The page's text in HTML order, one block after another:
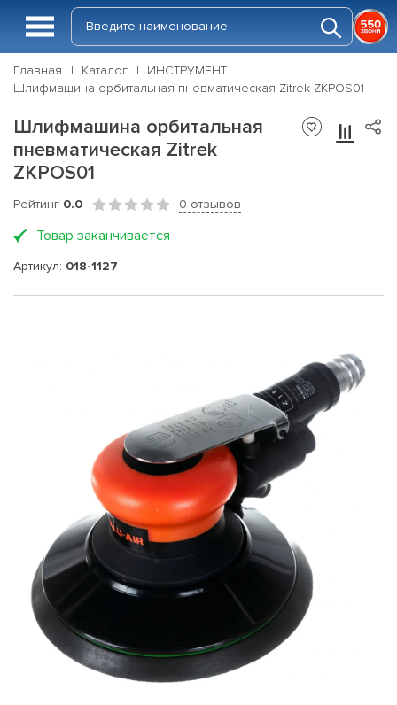
Главная Каталог
ИНСТРУМЕНТ
Шлифмашина орбитальная пневматическая Zitrek ZKPOS01
Шлифмашина орбитальная
пневматическая Zitrek
ZKPOS01
Рейтинг 0.0 0 отзывов
Товар заканчивается
Артикул: 018-1127